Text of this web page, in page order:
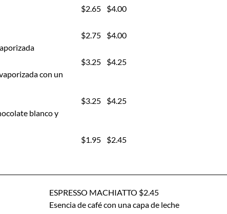
$2.65 $4.00
$2.75 $4.00
con un
$3.25 $4.25
blanco y
$3.25 $4.25
$1.95 $2.45
ESPRESSO MACHIATTO $2.45
Esencia de café con una capa de leche